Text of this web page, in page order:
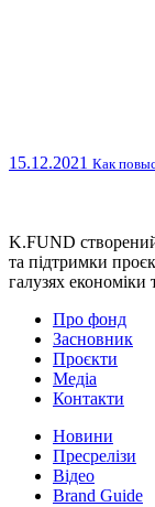
15.12.2021 Как
K.FUND створений
та підтримки
галузях економіки
Про фонд
Засновник
Проєкти
Медіа
Контакти
Новини
Пресрелізи
Відео
Brand Guide